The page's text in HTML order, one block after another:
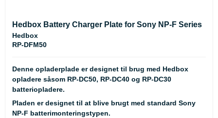
Hedbox Battery Charger Plate for Sony NP-F Series
Hedbox
RP-DFM50
Denne opladerplade er designet til brug med Hedbox
opladere såsom RP-DC50, RP-DC40 og RP-DC30
batteriopladere.
Pladen er designet til at blive brugt med standard Sony
NP-F batterimonteringstypen.